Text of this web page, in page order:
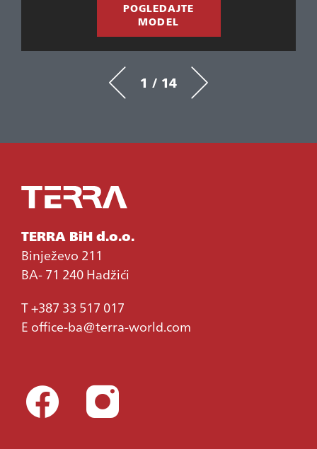
POGLEDAJTE
MODEL
1 / 14
TERRA BiH d.o.o.
Binježevo 211
BA- 71 240 Hadžići
T+387 33 517 017
E office-ba@terra-world.com